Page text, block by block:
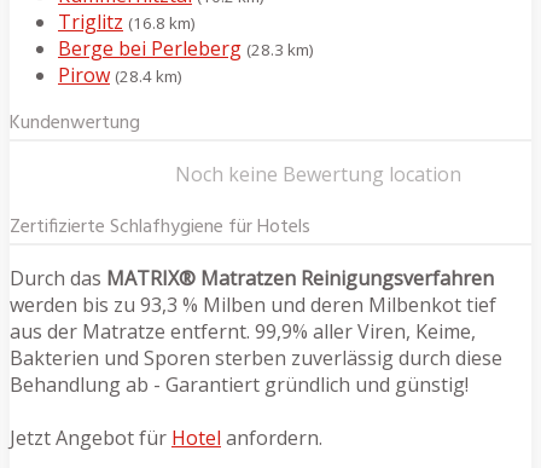
Triglitz (16.8 km)
Berge bei Perleberg (28.3 km)
Pirow (28.4 km)
Kundenwertung
Noch keine Bewertung location
Zertifizierte Schlafhygiene für Hotels
Durch das MATRIX® Matratzen Reinigungsverfahren
werden bis zu 93,3 % Milben und deren Milbenkot tief
aus der Matratze entfernt. 99,9% aller Viren, Keime,
Bakterien und Sporen sterben zuverlässig durch diese
Behandlung ab - Garantiert gründlich und günstig!
Jetzt Angebot für Hotel anfordern.